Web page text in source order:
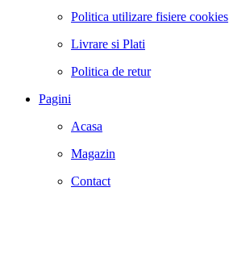
Politica utilizare fisiere cookies
Livrare si Plati
Politica de retur
Pagini
Acasa
Magazin
Contact